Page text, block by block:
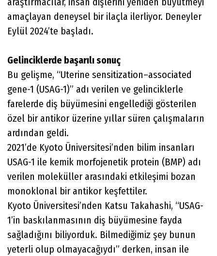
amaçlayan deneysel bir ilaçla ilerliyor. Deneyler
Eylül 2024’te başladı.
Gelinciklerde başarılı sonuç
Bu gelişme, “Uterine sensitization–associated
gene-1 (USAG-1)” adı verilen ve gelinciklerle
farelerde diş büyümesini engellediği gösterilen
özel bir antikor üzerine yıllar süren çalışmaların
ardından geldi.
2021’de Kyoto Üniversitesi’nden bilim insanları
USAG-1 ile kemik morfojenetik protein (BMP) adı
verilen moleküller arasındaki etkileşimi bozan
monoklonal bir antikor keşfettiler.
Kyoto Üniversitesi’nden Katsu Takahashi, “USAG-
1’in baskılanmasının diş büyümesine fayda
sağladığını biliyorduk. Bilmediğimiz şey bunun
yeterli olup olmayacağıydı” derken, insan ile